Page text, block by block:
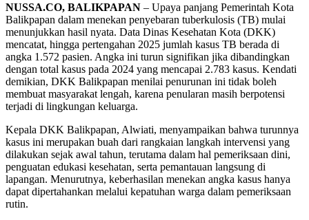
NUSSA.CO, BALIKPAPAN – Upaya panjang Pemerintah Kota
Balikpapan dalam menekan penyebaran tuberkulosis (TB) mulai
menunjukkan hasil nyata. Data Dinas Kesehatan Kota (DKK)
mencatat, hingga pertengahan 2025 jumlah kasus TB berada di
angka 1.572 pasien. Angka ini turun signifikan jika dibandingkan
dengan total kasus pada 2024 yang mencapai 2.783 kasus. Kendati
demikian, DKK Balikpapan menilai penurunan ini tidak boleh
membuat masyarakat lengah, karena penularan masih berpotensi
terjadi di lingkungan keluarga.
Kepala DKK Balikpapan, Alwiati, menyampaikan bahwa turunnya
kasus ini merupakan buah dari rangkaian langkah intervensi yang
dilakukan sejak awal tahun, terutama dalam hal pemeriksaan dini,
penguatan edukasi kesehatan, serta pemantauan langsung di
lapangan. Menurutnya, keberhasilan menekan angka kasus hanya
dapat dipertahankan melalui kepatuhan warga dalam pemeriksaan
rutin.